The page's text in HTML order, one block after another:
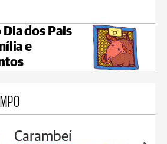
dos Pais
e
Carambeí